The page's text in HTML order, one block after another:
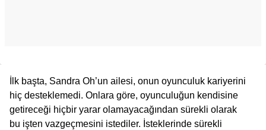
İlk başta, Sandra Oh’un ailesi, onun oyunculuk kariyerini
hiç desteklemedi. Onlara göre, oyunculuğun kendisine
getireceği hiçbir yarar olamayacağından sürekli olarak
bu işten vazgeçmesini istediler. İsteklerinde sürekli